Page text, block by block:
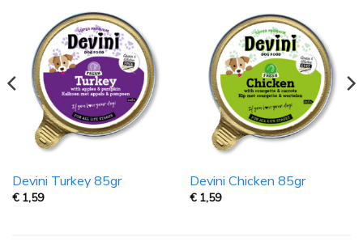
Devini Turkey 85gr
€ 1,59
Devini Chicken 85gr
€ 1,59